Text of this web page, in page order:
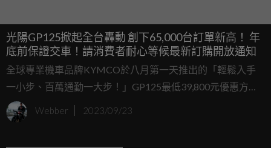
光陽GP125掀起全台轟動 創下65,000台訂單新高！ 年
底前保證交車！請消費者耐心等候最新訂購開放通知
全球專業機車品牌KYMCO於八月第一天推出的「輕鬆入手
一小步、百萬通勤一大步！」GP125最低39,800元優惠方
案，截至9月20日最後收單日，全台累積訂單達65,548張、其
中約17,500台已經交車，光陽再次誠摯感謝所有消費者與經
Webber 2023/09/23